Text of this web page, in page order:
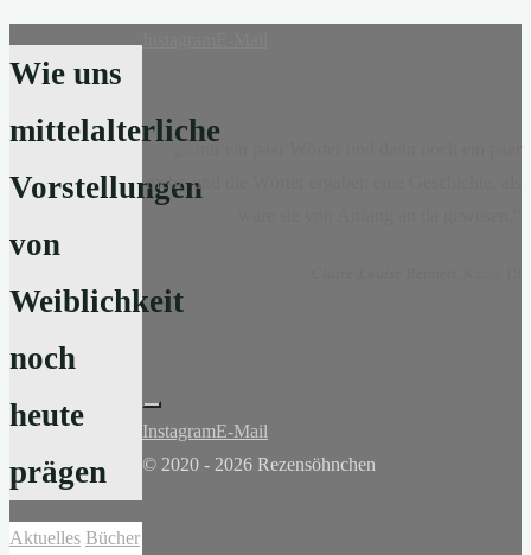
Wie uns
mittelalterliche
Vorstellungen
von
Weiblichkeit
noch
heute
prägen
Aktuelles Bücher
mehr, und die Wörter ergaben eine Geschichte, als
InstagramE-Mail
© 2020 - 2026 Rezensöhnchen